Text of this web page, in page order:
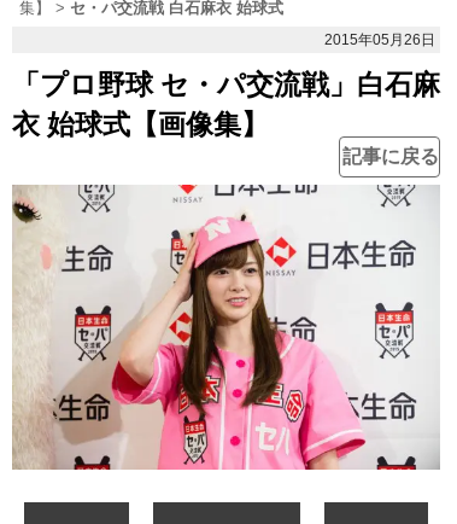
集】
セ・パ交流戦 白石麻衣 始球式
2015年05月26日
「プロ野球 セ・パ交流戦」白石麻
衣 始球式【画像集】
記事に戻る